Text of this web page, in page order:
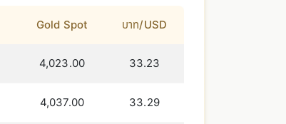
Gold Spot บาท/USD
4,023.00 33.23
4,037.00 33.29